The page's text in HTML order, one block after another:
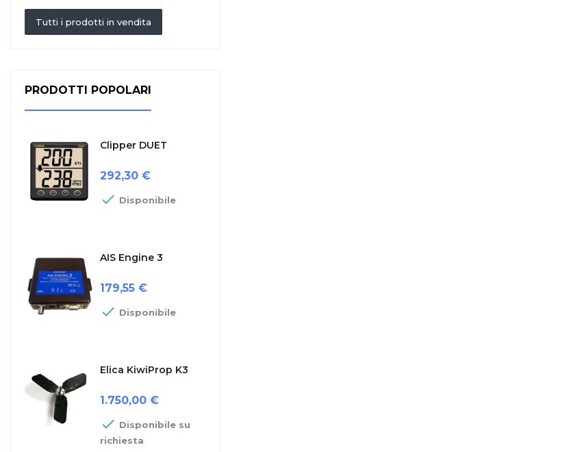
Tutti i prodotti in vendita
PRODOTTI POPOLARI
Clipper DUET
Prezzo
292,30 €
 Disponibile
AIS Engine 3
Prezzo
179,55 €
 Disponibile
Elica KiwiProp K3
Prezzo
1.750,00 €
 Disponibile su
richiesta